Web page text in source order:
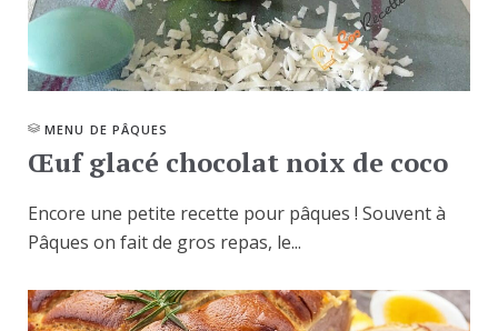
MENU DE PÂQUES
Œuf glacé chocolat noix de coco
Encore une petite recette pour pâques ! Souvent à
Pâques on fait de gros repas, le...